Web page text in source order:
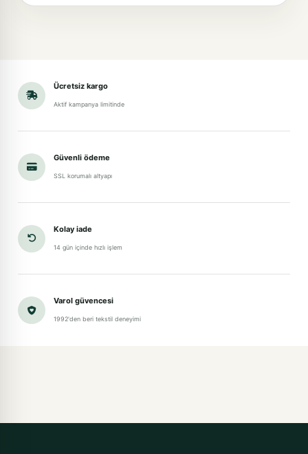
Ücretsiz kargo
Aktif kampanya limitinde
Güvenli ödeme
SSL korumalı altyapı
Kolay iade
14 gün içinde hızlı işlem
Varol güvencesi
1992'den beri tekstil deneyimi